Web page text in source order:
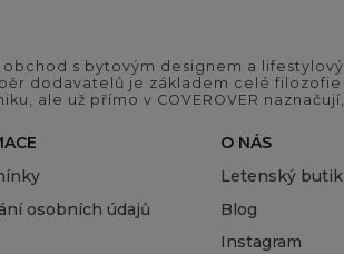
obchod s bytovým designem a
dodavatelů je základem celé
ale už přímo v COVEROVER
osobních údajů
O NÁS
Letenský butik
Blog
Instagram